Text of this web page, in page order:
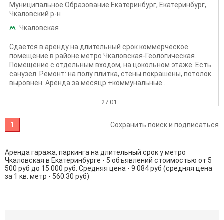
Муниципальное Образование Екатеринбург, Екатеринбург,
Чкаловский р-н
Чкаловская
Сдается в аренду на длительный срок коммерческое
помещение в районе метро Чкаловская-Геологическая.
Помещение с отдельным входом, на цокольном этаже. Есть
санузел. Ремонт: на полу плитка, стены покрашены, потолок
выровнен. Аренда за месяцр.+коммунальные...
27.01
1 Сохранить поиск и подписаться
Аренда гаража, паркинга на длительный срок у метро
Чкаловская в Екатеринбурге - 5 объявлений стоимостью от 5
500 руб до 15 000 руб. Средняя цена - 9 084 руб (средняя цена
за 1 кв. метр - 560.30 руб)